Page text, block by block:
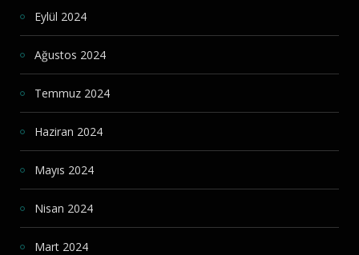
Eylül 2024
Ağustos 2024
Temmuz 2024
Haziran 2024
Mayıs 2024
Nisan 2024
Mart 2024